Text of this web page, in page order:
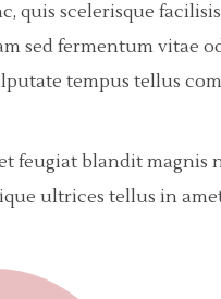
quis scelerisque
sed fermentum vitae
tempus tellus
feugiat blandit magnis
ultrices tellus in